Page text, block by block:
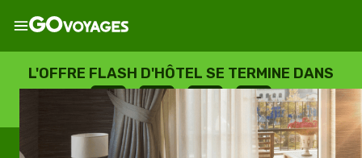
L'OFFRE FLASH D'HÔTEL SE TERMINE DANS
--
JOURS
: --
HEURES
: --
SECONDES